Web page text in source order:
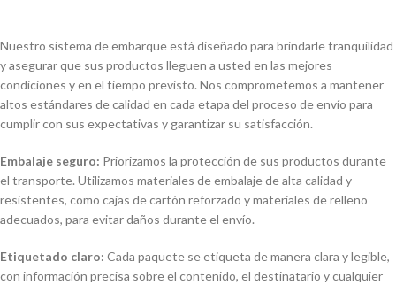
Nuestro sistema de embarque está diseñado para brindarle tranquilidad
y asegurar que sus productos lleguen a usted en las mejores
condiciones y en el tiempo previsto. Nos comprometemos a mantener
altos estándares de calidad en cada etapa del proceso de envío para
cumplir con sus expectativas y garantizar su satisfacción.
Embalaje seguro: Priorizamos la protección de sus productos durante
el transporte. Utilizamos materiales de embalaje de alta calidad y
resistentes, como cajas de cartón reforzado y materiales de relleno
adecuados, para evitar daños durante el envío.
Etiquetado claro: Cada paquete se etiqueta de manera clara y legible,
con información precisa sobre el contenido, el destinatario y cualquier